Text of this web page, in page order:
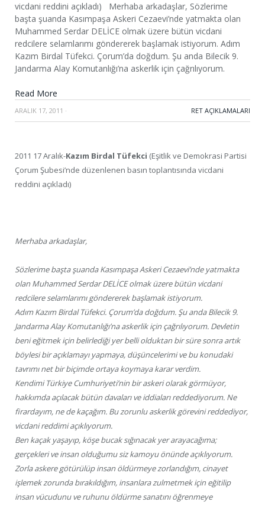
vicdani reddini açıkladı) Merhaba arkadaşlar, Sözlerime
başta şuanda Kasımpaşa Askeri Cezaevi’nde yatmakta olan
Muhammed Serdar DELİCE olmak üzere bütün vicdani
redcilere selamlarımı göndererek başlamak istiyorum. Adım
Kazım Birdal Tüfekci. Çorum’da doğdum. Şu anda Bilecik 9.
Jandarma Alay Komutanlığı’na askerlik için çağrılıyorum.
Read More
ARALIK 17, 2011 · RET AÇIKLAMALARI
2011 17 Aralık-Kazım Birdal Tüfekci (Eşitlik ve Demokrasi Partisi
Çorum Şubesi’nde düzenlenen basın toplantısında vicdani
reddini açıkladı)
Merhaba arkadaşlar,
Sözlerime başta şuanda Kasımpaşa Askeri Cezaevi’nde yatmakta
olan Muhammed Serdar DELİCE olmak üzere bütün vicdani
redcilere selamlarımı göndererek başlamak istiyorum.
Adım Kazım Birdal Tüfekci. Çorum’da doğdum. Şu anda Bilecik 9.
Jandarma Alay Komutanlığı’na askerlik için çağrılıyorum. Devletin
beni eğitmek için belirlediği yer belli olduktan bir süre sonra artık
böylesi bir açıklamayı yapmaya, düşüncelerimi ve bu konudaki
tavrımı net bir biçimde ortaya koymaya karar verdim.
Kendimi Türkiye Cumhuriyeti’nin bir askeri olarak görmüyor,
hakkımda açılacak bütün davaları ve iddiaları reddediyorum. Ne
firardayım, ne de kaçağım. Bu zorunlu askerlik görevini reddediyor,
vicdani reddimi açıklıyorum.
Ben kaçak yaşayıp, köşe bucak sığınacak yer arayacağıma;
gerçekleri ve insan olduğumu siz kamoyu önünde açıklıyorum.
Zorla askere götürülüp insan öldürmeye zorlandığım, cinayet
işlemek zorunda bırakıldığım, insanlara zulmetmek için eğitilip
insan vücudunu ve ruhunu öldürme sanatını öğrenmeye